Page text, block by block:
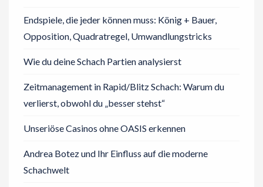
Endspiele, die jeder können muss: König + Bauer,
Opposition, Quadratregel, Umwandlungstricks
Wie du deine Schach Partien analysierst
Zeitmanagement in Rapid/Blitz Schach: Warum du
verlierst, obwohl du „besser stehst“
Unseriöse Casinos ohne OASIS erkennen
Andrea Botez und Ihr Einfluss auf die moderne
Schachwelt